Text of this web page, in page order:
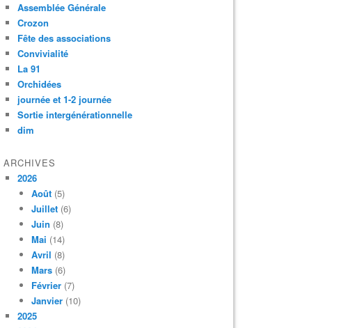
Assemblée Générale
Crozon
Fête des associations
Convivialité
La 91
Orchidées
journée et 1-2 journée
Sortie intergénérationnelle
dim
ARCHIVES
2026
Août (5)
Juillet (6)
Juin (8)
Mai (14)
Avril (8)
Mars (6)
Février (7)
Janvier (10)
2025